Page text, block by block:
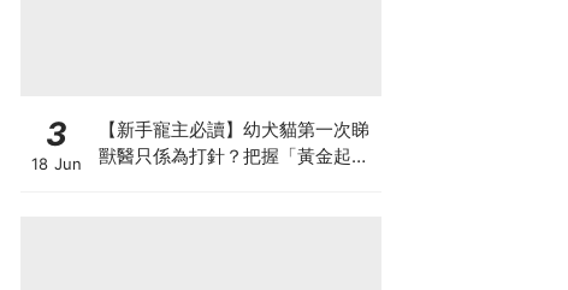
3
18 Jun
【新手寵主必讀】幼犬貓第一次睇
獸醫只係為打針？把握「黃金起跑